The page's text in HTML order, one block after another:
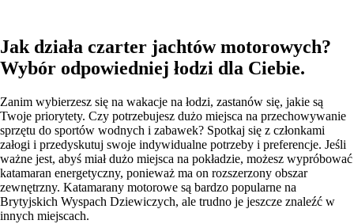
Jak działa czarter jachtów motorowych?
Wybór odpowiedniej łodzi dla Ciebie.
Zanim wybierzesz się na wakacje na łodzi, zastanów się, jakie są
Twoje priorytety. Czy potrzebujesz dużo miejsca na przechowywanie
sprzętu do sportów wodnych i zabawek? Spotkaj się z członkami
załogi i przedyskutuj swoje indywidualne potrzeby i preferencje. Jeśli
ważne jest, abyś miał dużo miejsca na pokładzie, możesz wypróbować
katamaran energetyczny, ponieważ ma on rozszerzony obszar
zewnętrzny. Katamarany motorowe są bardzo popularne na
Brytyjskich Wyspach Dziewiczych, ale trudno je jeszcze znaleźć w
innych miejscach.